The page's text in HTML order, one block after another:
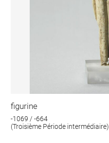
figurine
-1069 / -664
(Troisième Période intermédiaire)